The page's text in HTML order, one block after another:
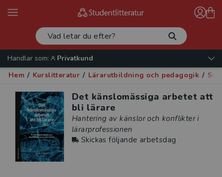
Handlar som:
Privatkund
Hem / Kurslitteratur / Lärarutbildning och pedagogik /
Det känslomässiga arbetet att
bli lärare
Hantering av känslor och konflikter i
lärarprofessionen
Skickas följande arbetsdag